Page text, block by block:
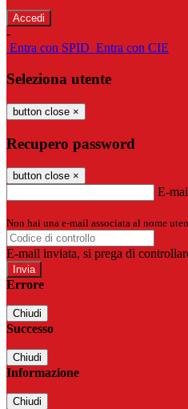
-
Entra con SPID Entra con CIE
Seleziona utente
button close ×
Recupero password
button close ×
E-
Non hai una e-mail associata al nome
E-mail inviata, si prega di
Errore
Chiudi
Successo
Chiudi
Informazione
Chiudi